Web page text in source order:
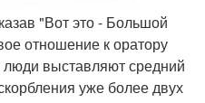
"Вот это - Большой
отношение к оратору
выставляют средний
уже более двух